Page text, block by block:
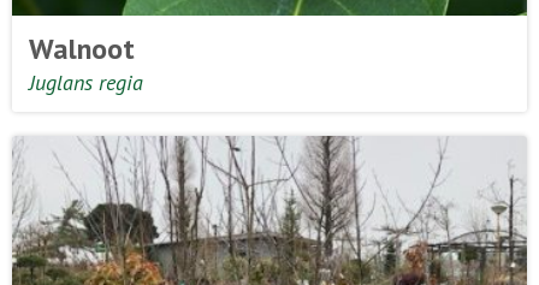
Walnoot
Juglans regia